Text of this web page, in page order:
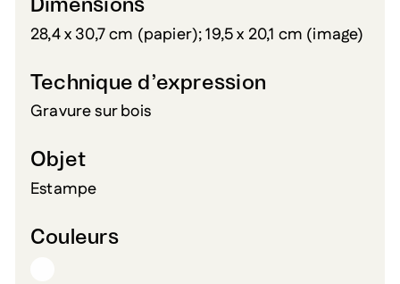
Dimensions
28,4 x 30,7 cm (papier); 19,5 x 20,1 cm (image)
Technique d’expression
Gravure sur bois
Objet
Estampe
Couleurs